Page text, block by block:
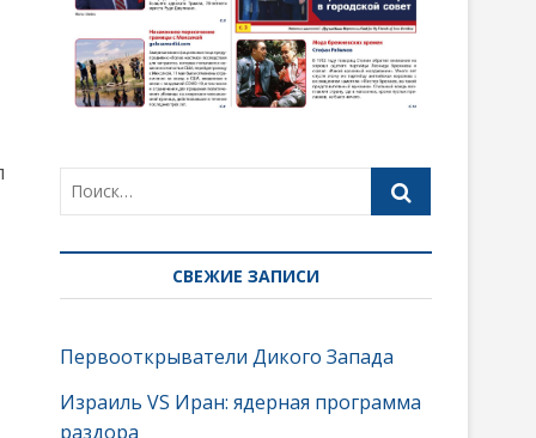
СВЕЖИЕ ЗАПИСИ
Первооткрыватели Дикого Запада
Израиль VS Иран: ядерная программа
раздора